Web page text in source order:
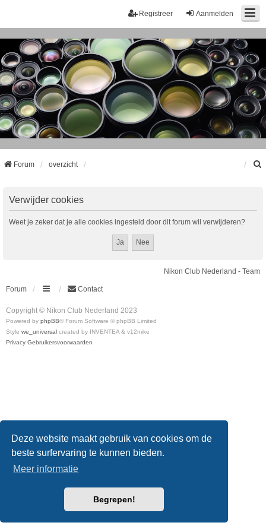
Deze website maakt gebruik van cookies om de
beste surfervaring te kunnen bieden.
Meer informatie
Begrepen!
Aanmelden
Registreer
Forum overzicht
Verwijder cookies
Weet je zeker dat je alle cookies ingesteld door dit forum wil verwijderen?
Nikon Club Nederland - Team
Forum Contact
Copyright © Nikon Club Nederland 2023
Powered by phpBB® Forum Software © phpBB Limited
Style we_universal created by INVENTEA & v12mike
Privacy Gebruikersvoorwaarden